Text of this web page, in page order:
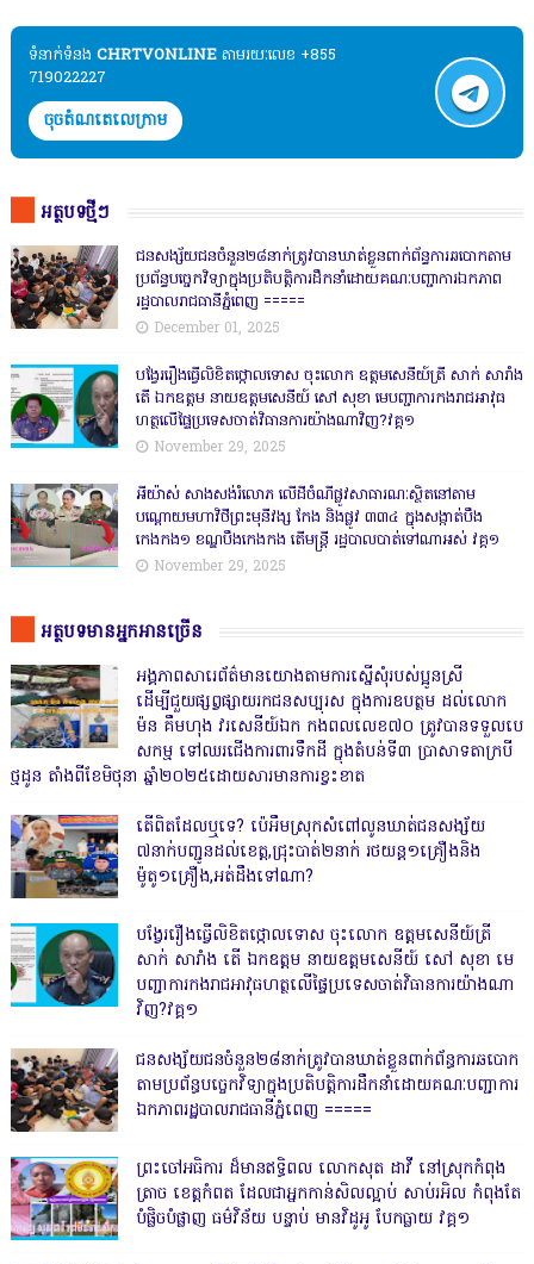
ទំនាក់ទំនង​​ CHRTVONLINE តាមរយៈលេខ +855
719022227
ចុចតំណតេលេក្រាម
អត្ថបទថ្មីៗ
ជនសង្ស័យជនចំនួន២៨នាក់ត្រូវបានឃាត់ខ្លួនពាក់ព័ន្ធការឆបោកតាម
ប្រព័ន្ធបច្ចេកវិទ្យាក្នុងប្រតិបត្តិការដឹកនាំដោយគណៈបញ្ជាការឯកភាព
រដ្ឋបាលរាជធានីភ្នំពេញ ‎=====
December 01, 2025
បង្វែររឿងធ្វើលិខិតថ្កោលទោស ចុះលោក ឧត្តមសេនីយ៍ត្រី សាក់ សារាំង
តើ ឯកឧត្តម នាយឧត្តមសេនីយ៍ សៅ សុខា មេបញ្ជាការកងរាជអាវុធ
ហត្ថលើផ្ទៃប្រទេសចាត់វិធានការយ៉ាងណាវិញ?វគ្គ១
November 29, 2025
អីយ៉ាស់ សាងសង់រំលោភ លើដីចំណីផ្លូវសាធារណៈស្ថិតនៅតាម
បណ្ដោយមហាវិថីព្រះមុនីវង្ស កែង និងផ្លូវ ៣៣៤ ក្នុងសង្កាត់បឹង
កេងកង១ ខណ្ឌបឹងកេងកង តើមន្ត្រី រដ្ឋបាលបាត់ទៅណាអស់ វគ្គ១
November 29, 2025
អត្ថបទមានអ្នកអានច្រើន
អង្គភាពសារេព័ត៌មានយោងតាមការស្នើសុំរបស់ប្អូនស្រី
ដើម្បីជួយផ្សព្វផ្សាយរកជនសប្បុរស ក្នុងការឧបត្ថម ដល់លោក
ម៉ន គឹមហុង វរសេនីយ៍ឯក កងពលលេខ៧០ ត្រូវបានទទួលបេ
សកម្ម ទៅឈរជើងការពារទឹកដី ក្នុងតំបន់ទី៣ ប្រាសាទតាក្របី
ថ្មដូន តាំងពីខែមិថុនា ឆ្នាំ២០២៥ដោយសារមានការខ្វះខាត
តើពិតដែលឬទេ? ប៉េអឹមស្រុកសំពៅលូនឃាត់ជនសង្ស័យ
៧នាក់បញ្ជូនដល់ខេត្ត,ជ្រុះបាត់២នាក់ រថយន្ត១គ្រឿងនិង
ម៉ូតូ១គ្រឿង,អត់ដឹងទៅណា?
បង្វែររឿងធ្វើលិខិតថ្កោលទោស ចុះលោក ឧត្តមសេនីយ៍ត្រី
សាក់ សារាំង តើ ឯកឧត្តម នាយឧត្តមសេនីយ៍ សៅ សុខា មេ
បញ្ជាការកងរាជអាវុធហត្ថលើផ្ទៃប្រទេសចាត់វិធានការយ៉ាងណា
វិញ?វគ្គ១
ជនសង្ស័យជនចំនួន២៨នាក់ត្រូវបានឃាត់ខ្លួនពាក់ព័ន្ធការឆបោក
តាមប្រព័ន្ធបច្ចេកវិទ្យាក្នុងប្រតិបត្តិការដឹកនាំដោយគណៈបញ្ជាការ
ឯកភាពរដ្ឋបាលរាជធានីភ្នំពេញ ‎=====
ព្រះចៅអធិការ ដ៏មានឥទ្ធិពល លោកសុត ដាវី នៅស្រុកកំពុង
ត្រាច ខេត្តកំពត ដែលជាអ្នកកាន់សិលល្អាប់ សាប់រអិល កំពុងតែ
បំផ្លិចបំផ្លាញ ធម៌វិន័យ បន្ទាប់ មានវិដូអូ បែកធ្លាយ វគ្គ១